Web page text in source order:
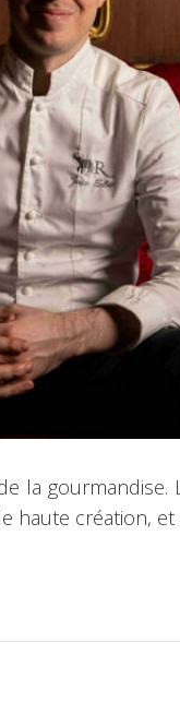
la gourmandise.
haute création, et